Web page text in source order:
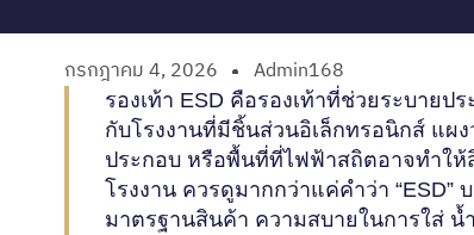
กรกฎาคม 4, 2026 Admin168
รองเท้า ESD คือรองเท้าที่ช่วยระบาย
กับโรงงานที่มีชิ้นส่วนอิเล็กทรอนิกส์ แผ
ประกอบ หรือพื้นที่ที่ไฟฟ้าสถิตอาจทำให้
โรงงาน ควรดูมากกว่าแค่คำว่า
มาตรฐานสินค้า ความสบายในการใส่